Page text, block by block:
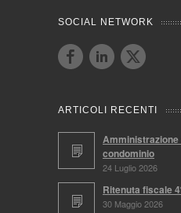
SOCIAL NETWORK
ARTICOLI RECENTI
condominio
24 Luglio 2026
Ritenuta fiscale
30 Maggio 2026